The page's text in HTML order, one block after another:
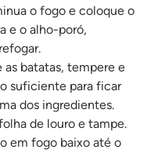
e o alho-poró,
suficiente para ficar
dos ingredientes.
em fogo baixo até o